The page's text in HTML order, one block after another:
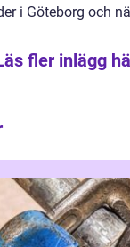
i Göteborg och
fler inlägg